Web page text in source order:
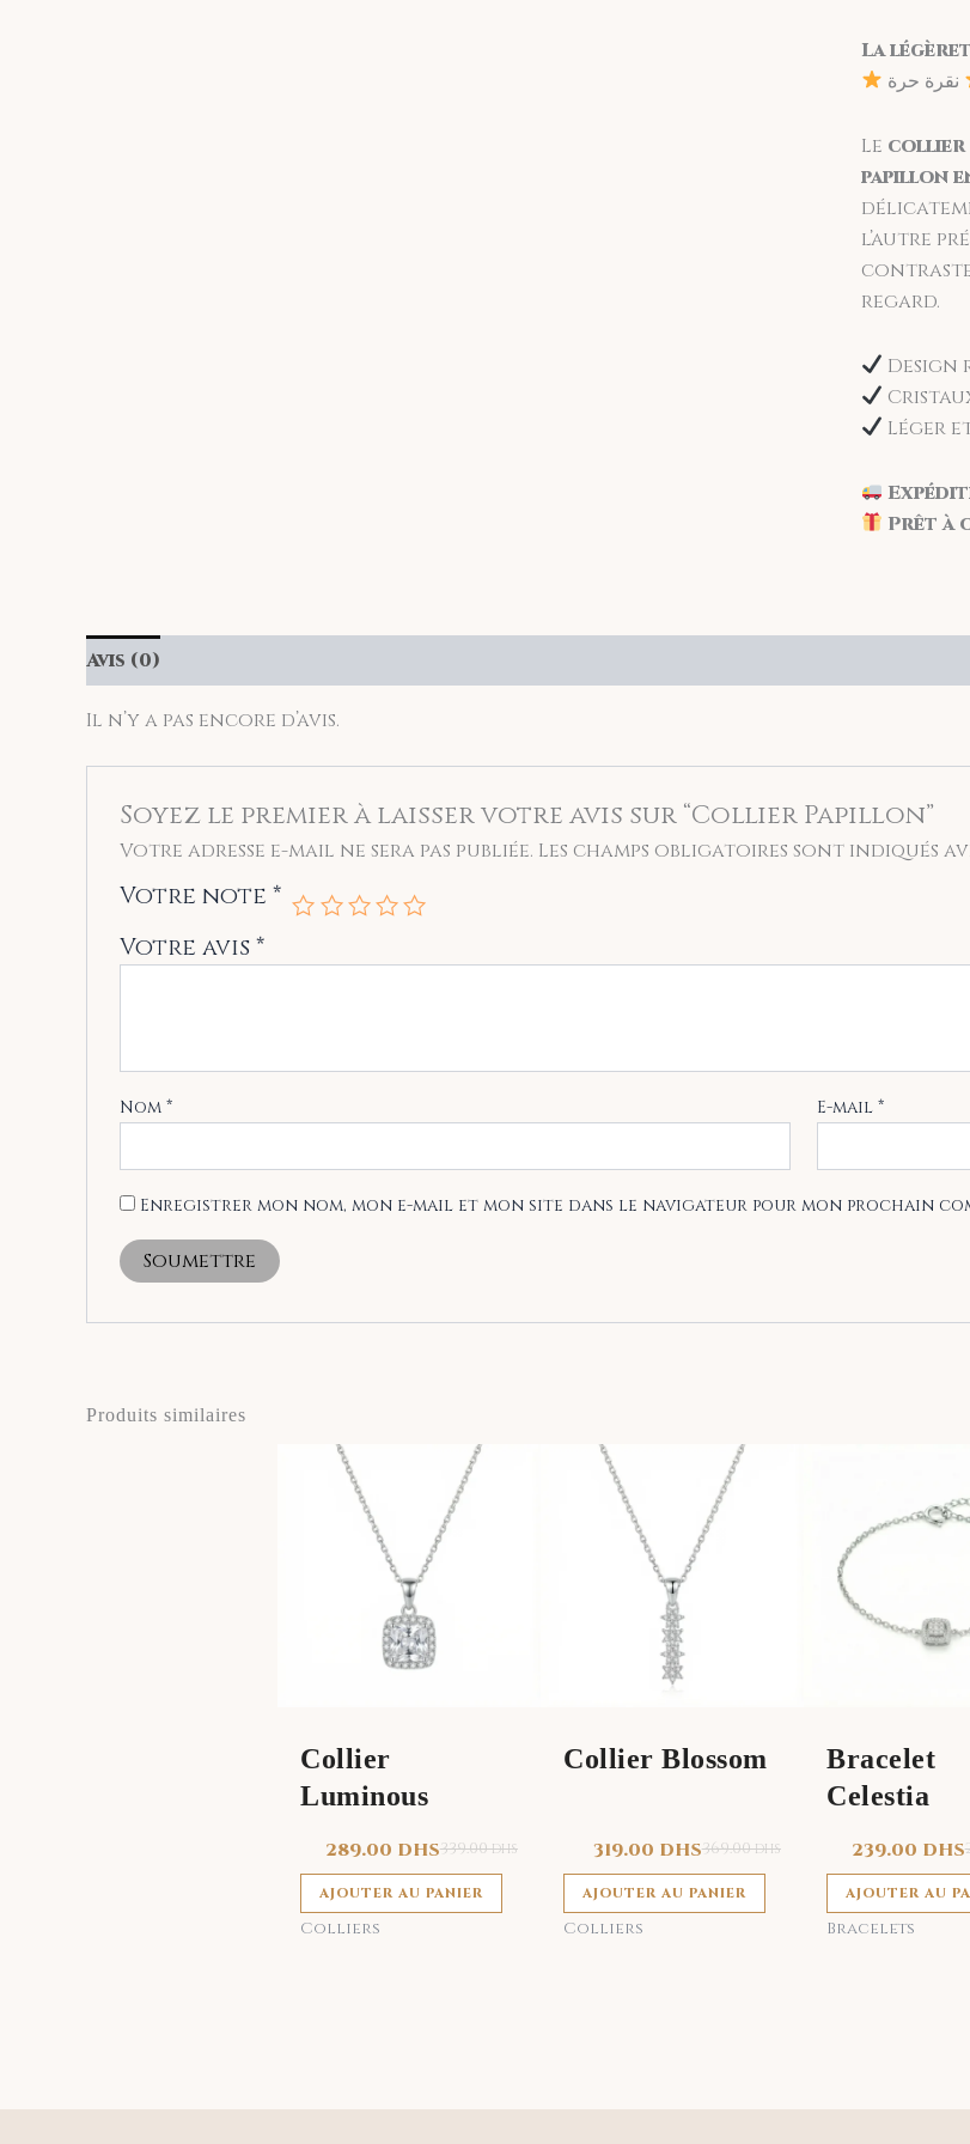
La
Le collier
papillon
l’autre
regard.
Léger
Prêt à
Avis (0)
Il n’y a pas encore d’avis.
Soyez le premier à laisser votre avis sur “Collier Papillon”
Votre adresse e-mail ne sera pas publiée. Les champs obligatoires sont indiqués
Votre note *
Votre avis*
Nom * E-mail*
Enregistrer mon nom, mon e-mail et mon site dans le navigateur pour mon prochain
Produits similaires
Collier
Luminous
339.00DHS
289.00 DHS
AJOUTER AU PANIER
Colliers
Collier Blossom
369.00DHS
319.00 DHS
AJOUTER AU PANIER
Colliers
Bracelet
Celestia
239.00 DHS
AJOUTER AU
Bracelets